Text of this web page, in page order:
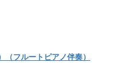
（フルートピアノ伴奏）